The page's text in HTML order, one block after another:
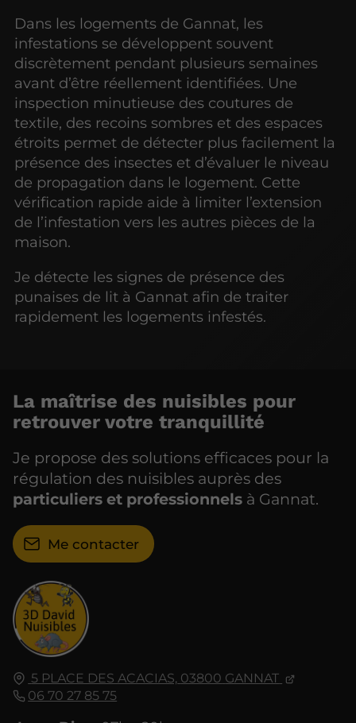
Dans les logements de Gannat, les
infestations se développent souvent
discrètement pendant plusieurs semaines
avant d’être réellement identifiées. Une
inspection minutieuse des coutures de
textile, des recoins sombres et des espaces
étroits permet de détecter plus facilement la
présence des insectes et d’évaluer le niveau
de propagation dans le logement. Cette
vérification rapide aide à limiter l’extension
de l’infestation vers les autres pièces de la
maison.
Je détecte les signes de présence des
punaises de lit à Gannat afin de traiter
rapidement les logements infestés.
5 PLACE DES ACACIAS, 03800 GANNAT
06 70 27 85 75
La maîtrise des nuisibles pour
retrouver votre tranquillité
Je propose des solutions efficaces pour la
régulation des nuisibles auprès des
particuliers et professionnels à Gannat.
Me contacter